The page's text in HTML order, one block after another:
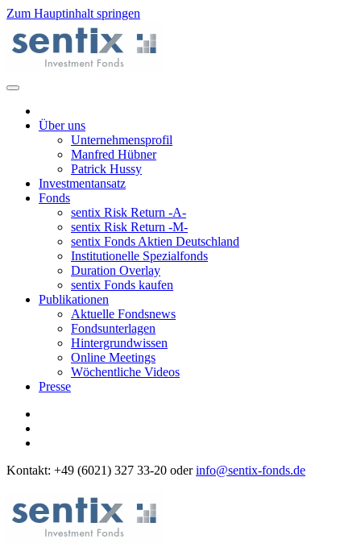
Zum Hauptinhalt springen
Über uns
Unternehmensprofil
Manfred Hübner
Patrick Hussy
Investmentansatz
Fonds
sentix Risk Return -A-
sentix Risk Return -M-
sentix Fonds Aktien Deutschland
Institutionelle Spezialfonds
Duration Overlay
sentix Fonds kaufen
Publikationen
Aktuelle Fondsnews
Fondsunterlagen
Hintergrundwissen
Online Meetings
Wöchentliche Videos
Presse
Kontakt: +49 (6021) 327 33-20 oderinfo@sentix-fonds.de